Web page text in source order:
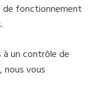
de fonctionnement
un contrôle de
nous vous